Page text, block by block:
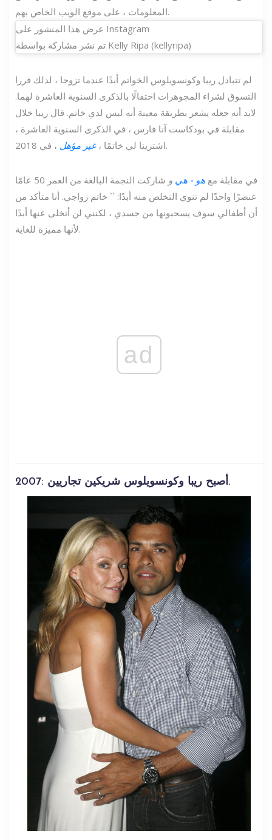
المعلومات ، على موقع الويب الخاص بهم.
عرض هذا المنشور على Instagram
تم نشر مشاركة بواسطة Kelly Ripa (kellyripa)
لم تتبادل ريبا وكونسويلوس الخواتم أبدًا عندما تزوجا ، لذلك قررا
التسوق لشراء المجوهرات احتفالًا بالذكرى السنوية العاشرة لهما.
لابد أنه جعله يشعر بطريقة معينة أنه ليس لدي خاتم. قال ريبا خلال
مقابلة في بودكاست آنا فارس ، في الذكرى السنوية العاشرة ،
اشترينا لي خاتمًا ،غير مؤهل ، في 2018.
في مقابلة مع هو - هي و
شاركت النجمة البالغة من العمر 50 عامًا
عنصرًا واحدًا لم تنوي التخلص منه أبدًا: `` خاتم زواجي. أنا متأكد من
أن أطفالي سوف يسحبونها من جسدي ، لكنني لن أتخلى عنها أبدًا
لأنها مميزة للغاية.
ad
2007: أصبح ريبا وكونسويلوس شريكين تجاريين.